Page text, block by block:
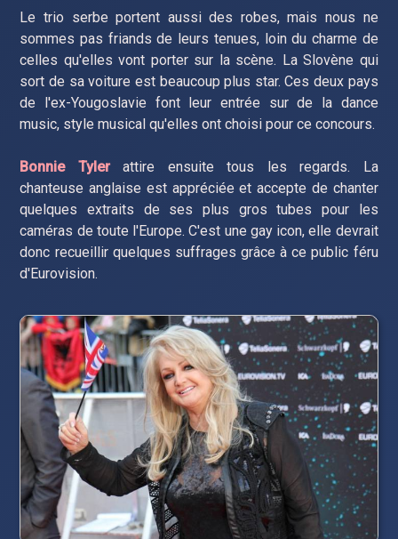
Le trio serbe portent aussi des robes, mais nous ne
sommes pas friands de leurs tenues, loin du charme de
celles qu'elles vont porter sur la scène. La Slovène qui
sort de sa voiture est beaucoup plus star. Ces deux pays
de l'ex-Yougoslavie font leur entrée sur de la dance
music, style musical qu'elles ont choisi pour ce concours.
Bonnie Tylerattire ensuite tous les regards. La
chanteuse anglaise est appréciée et accepte de chanter
quelques extraits de ses plus gros tubes pour les
caméras de toute l'Europe. C'est une gay icon, elle devrait
donc recueillir quelques suffrages grâce à ce public féru
d'Eurovision.